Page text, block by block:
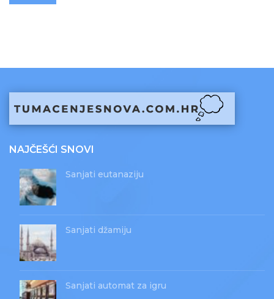
NAJČEŠĆI SNOVI
Sanjati eutanaziju
Sanjati džamiju
Sanjati automat za igru